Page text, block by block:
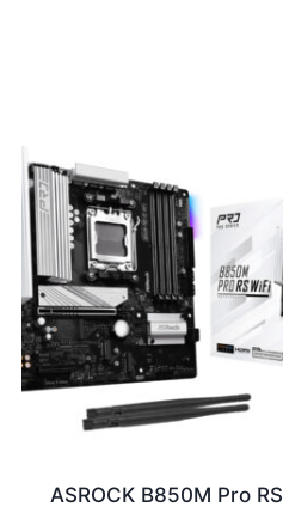
ASROCK B850M Pro RS